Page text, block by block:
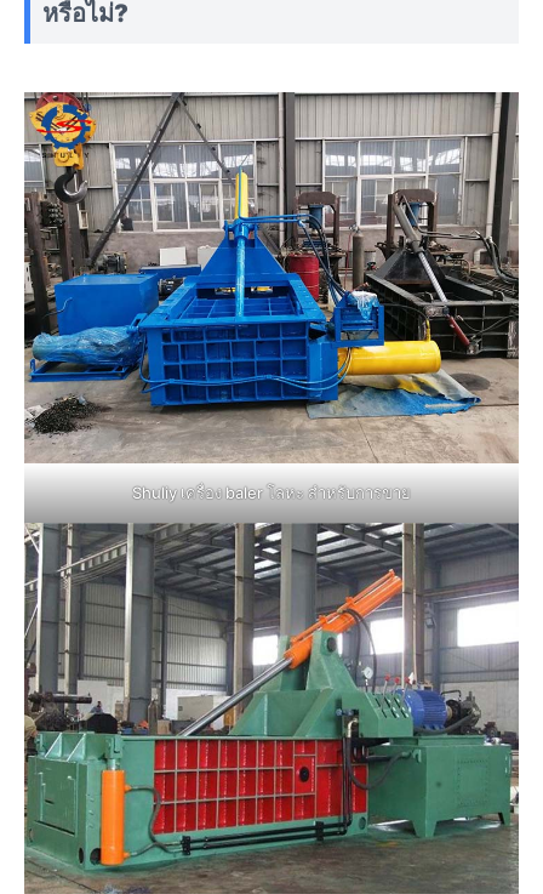
หรือไม่?
Shuliy เครื่อง baler โลหะ สำหรับการขาย